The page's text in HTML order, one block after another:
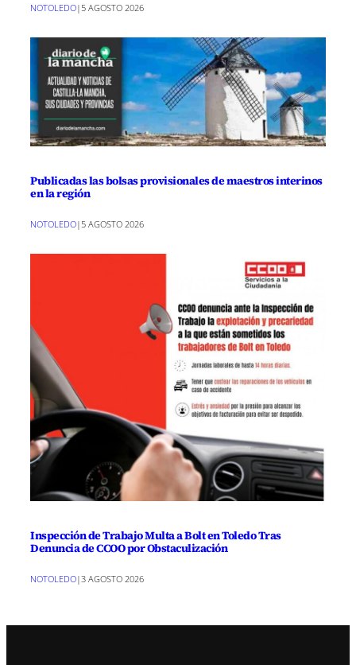
NOTOLEDO| 5 AGOSTO 2026
Publicadas las bolsas provisionales de maestros interinos
en la región
NOTOLEDO| 5 AGOSTO 2026
Inspección de Trabajo Multa a Bolt en Toledo Tras
Denuncia de CCOO por Obstaculización
NOTOLEDO|3 AGOSTO 2026